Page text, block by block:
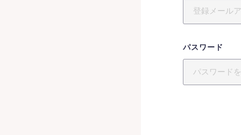
パスワード